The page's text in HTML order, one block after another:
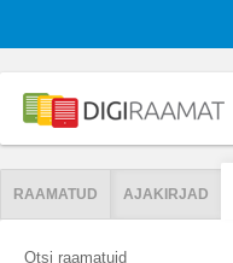
RAAMATUD AJAKIRJAD
Otsi raamatuid